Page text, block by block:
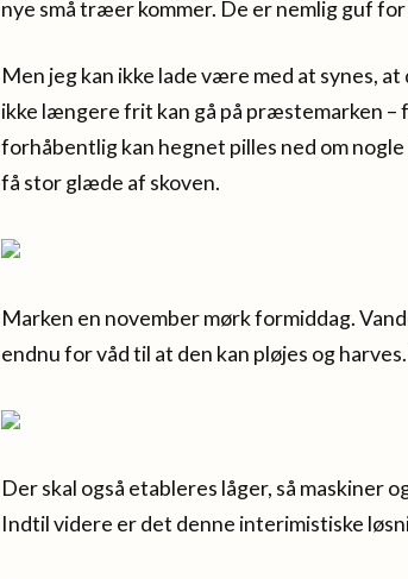
nye små træer kommer. De er nemlig guf
Men jeg kan ikke lade være med at synes,
ikke længere frit kan gå på præstemarken –
forhåbentlig kan hegnet pilles ned om nogle
få stor glæde af skoven.
Marken en november mørk formiddag.
endnu for våd til at den kan pløjes og
Der skal også etableres låger, så maskiner
Indtil videre er det denne interimistiske